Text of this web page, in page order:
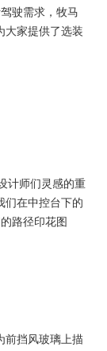
驶需求，牧马
大家提供了选装
计师们灵感的重
们在中控台下的
路径印花图
前挡风玻璃上描